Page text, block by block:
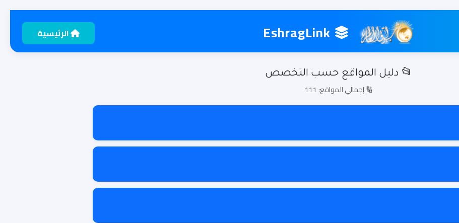
الرئيسية
📂 دليل المواقع حسب التخصص
🔢 إجمالي المواقع: 111